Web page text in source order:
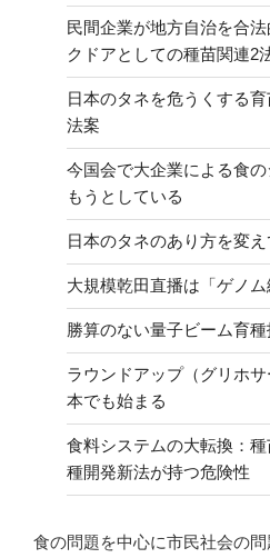
民間企業が地方自治を合
クドアとしての種苗関連2
日本のタネを危うくする
法案
今国会で大企業による食
もうとしている
日本のタネのあり方を変
大規模乾田直播は「ゲノム
勝算のない量子ビーム育
ラウンドアップ（グリホ
本でも始まる
食料システムの大転換：
種開発新法が持つ危険性
食の問題を中心に市民社会の